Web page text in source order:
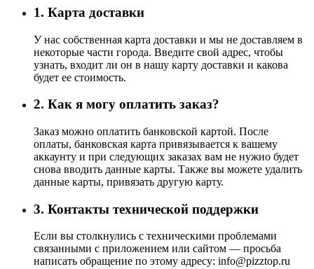
1. Карта доставки
У нас собственная карта доставки и мы не доставляем в
некоторые части города. Введите свой адрес, чтобы
узнать, входит ли он в нашу карту доставки и какова
будет ее стоимость.
2. Как я могу оплатить заказ?
Заказ можно оплатить банковской картой. После
оплаты, банковская карта привязывается к вашему
аккаунту и при следующих заказах вам не нужно будет
снова вводить данные карты. Также вы можете удалить
данные карты, привязать другую карту.
3. Контакты технической поддержки
Если вы столкнулись с техническими проблемами
связанными с приложением или сайтом — просьба
написать обращение по этому адресу: info@pizztop.ru